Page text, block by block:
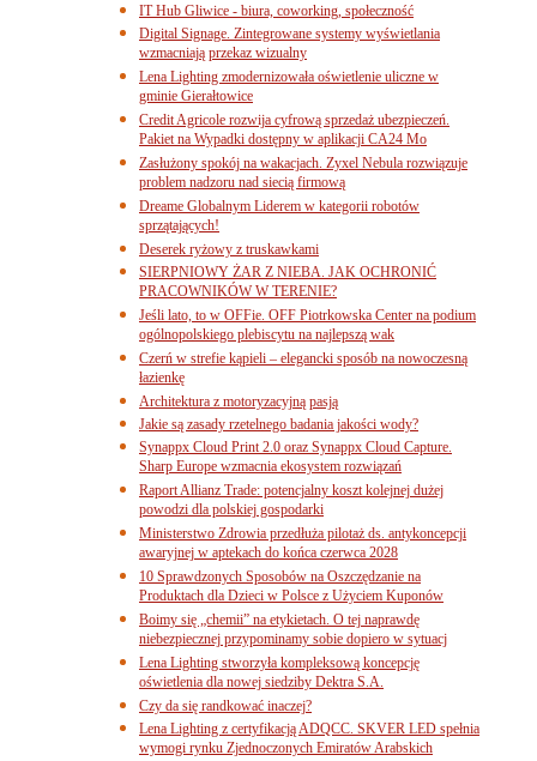
IT Hub Gliwice - biura, coworking, społeczność
Digital Signage. Zintegrowane systemy wyświetlania
wzmacniają przekaz wizualny
Lena Lighting zmodernizowała oświetlenie uliczne w
gminie Gierałtowice
Credit Agricole rozwija cyfrową sprzedaż ubezpieczeń.
Pakiet na Wypadki dostępny w aplikacji CA24 Mo
Zasłużony spokój na wakacjach. Zyxel Nebula rozwiązuje
problem nadzoru nad siecią firmową
Dreame Globalnym Liderem w kategorii robotów
sprzątających!
Deserek ryżowy z truskawkami
SIERPNIOWY ŻAR Z NIEBA. JAK OCHRONIĆ
PRACOWNIKÓW W TERENIE?
Jeśli lato, to w OFFie. OFF Piotrkowska Center na podium
ogólnopolskiego plebiscytu na najlepszą wak
Czerń w strefie kąpieli – elegancki sposób na nowoczesną
łazienkę
Architektura z motoryzacyjną pasją
Jakie są zasady rzetelnego badania jakości wody?
Synappx Cloud Print 2.0 oraz Synappx Cloud Capture.
Sharp Europe wzmacnia ekosystem rozwiązań
Raport Allianz Trade: potencjalny koszt kolejnej dużej
powodzi dla polskiej gospodarki
Ministerstwo Zdrowia przedłuża pilotaż ds. antykoncepcji
awaryjnej w aptekach do końca czerwca 2028
10 Sprawdzonych Sposobów na Oszczędzanie na
Produktach dla Dzieci w Polsce z Użyciem Kuponów
Boimy się „chemii” na etykietach. O tej naprawdę
niebezpiecznej przypominamy sobie dopiero w sytuacj
Lena Lighting stworzyła kompleksową koncepcję
oświetlenia dla nowej siedziby Dektra S.A.
Czy da się randkować inaczej?
Lena Lighting z certyfikacją ADQCC. SKVER LED spełnia
wymogi rynku Zjednoczonych Emiratów Arabskich